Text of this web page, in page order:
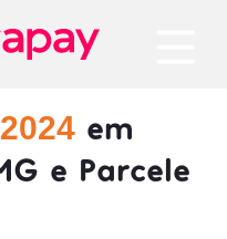
em
e Parcele